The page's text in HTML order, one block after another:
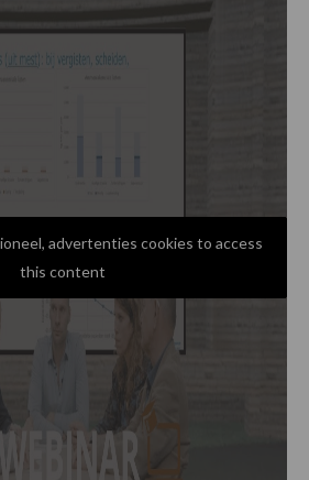
advertenties cookies to access
this content